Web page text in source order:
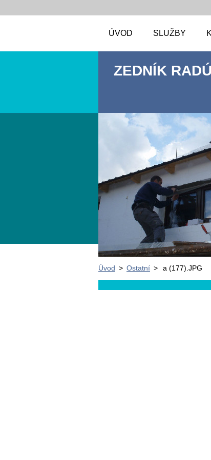
ÚVOD SLUŽBY
ZEDNÍK
Úvod > Ostatní > a (177).JPG